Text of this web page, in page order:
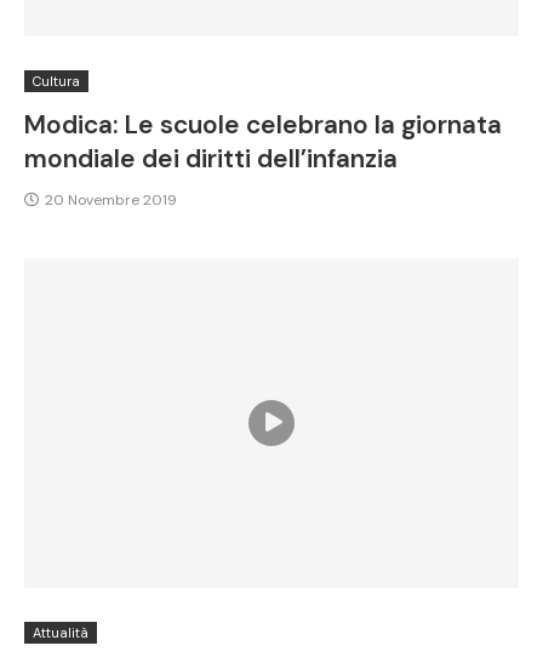
Cultura
Modica: Le scuole celebrano la giornata
mondiale dei diritti dell’infanzia
20 Novembre 2019
Attualità